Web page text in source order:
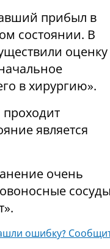
прибыл в
состоянии. В
оценку
в хирургию».
является
очень
ошибку?